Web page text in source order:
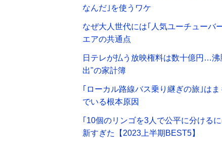
なんだ｣を使うワケ
なぜ大人世代には｢人気ユーチューバ
エアの共通点
日テレが払う放映権料は数十億円…
出"の家計簿
｢ローカル路線バス乗り継ぎの旅｣は
でいる根本原因
｢10個のリンゴを3人で公平に分ける
新すぎた【2023上半期BEST5】